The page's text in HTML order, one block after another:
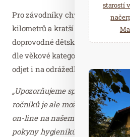
Pro závodníky chystají
kilometrů a kratší závod na 25
doprovodné dětské závody na
dle věkové kategorie. Nejmenší
odjet i na odrážedlech.
„Upozorňujeme sportovce, že
ročníků je ale možné se do
on-line na našem webu
pokyny hygieniků nebude
starostí